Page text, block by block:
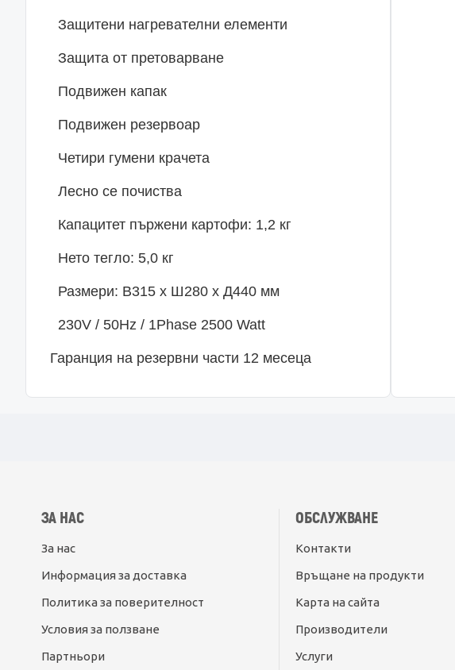
Защитени нагревателни елементи
Защита от претоварване
Подвижен капак
Подвижен резервоар
Четири гумени крачета
Лесно се почиства
Капацитет пържени картофи: 1,2 кг
Нето тегло: 5,0 кг
Размери: В315 х Ш280 х Д440 мм
230V / 50Hz / 1Phase 2500 Watt
Гаранция на резервни части 12 месеца
ЗА НАС
За нас
Информация за доставка
Политика за поверителност
Условия за ползване
Партньори
ОБСЛУЖВАНЕ
Контакти
Връщане на продукти
Карта на сайта
Производители
Услуги